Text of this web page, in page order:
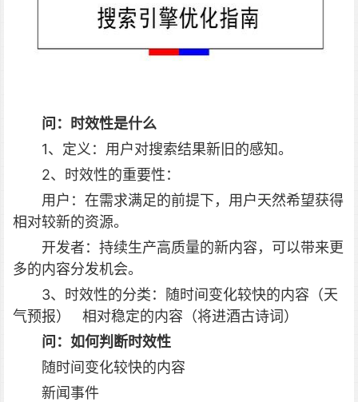
问：时效性是什么
1、定义：用户对搜索结果新旧的感知。
2、时效性的重要性：
用户：在需求满足的前提下，用户天然希望获得
相对较新的资源。
开发者：持续生产高质量的新内容，可以带来更
多的内容分发机会。
3、时效性的分类：随时间变化较快的内容（天
气预报） 相对稳定的内容（将进酒古诗词）
问： 如何判断时效性
随时间变化较快的内容
新闻事件